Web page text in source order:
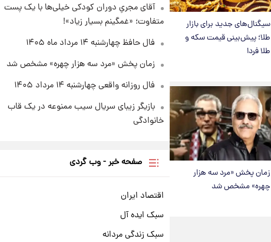
سیگنال‌های جدید برای بازار
طلا؛ پیش‌بینی قیمت سکه و
طلا فردا
زمان پخش «مرد سه هزار
چهره» مشخص شد
آقای مجریِ دوران کودکی خیلی‌ها با یک پست
متفاوت؛ «غمگینم بسیار زیاد»!
فال حافظ چهارشنبه ۱۴ مرداد ماه ۱۴۰۵
زمان پخش «مرد سه هزار چهره» مشخص شد
فال روزانه واقعی چهارشنبه ۱۴ مرداد ۱۴۰۵
بازیگر زیبای سریال سیب ممنوعه در یک قاب
خانوادگی
صفحه خبر - وب گردی
اقتصاد ایران
سبک ایده آل
سبک زندگی مردانه